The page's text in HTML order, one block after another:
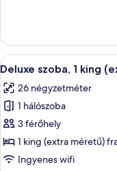
további
részletei
A
következő
szoba
összes
képének
megtekintése:
Deluxe
5
Deluxe szoba, 1 king
26 négyzetméter
1 hálószoba
3 férőhely
1 king (extra méretű)
Ingyenes wifi